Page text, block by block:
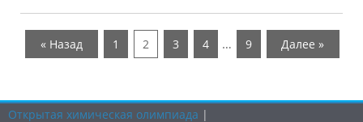
« Назад 1 2 3 4 … 9 Далее »
Открытая химическая олимпиада |